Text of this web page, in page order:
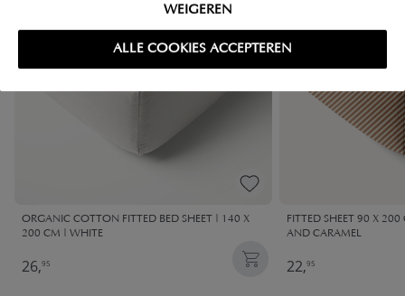
WEIGEREN
ALLE COOKIES ACCEPTEREN
ORGANIC COTTON FITTED BED SHEET | 140 X
200 CM | WHITE
26,95
FITTED SHEET 90 X 200
AND CARAMEL
22,95